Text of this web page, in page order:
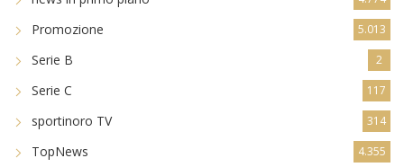
Promozione 5.013
Serie B 2
Serie C 117
sportinoro TV 314
TopNews 4.355